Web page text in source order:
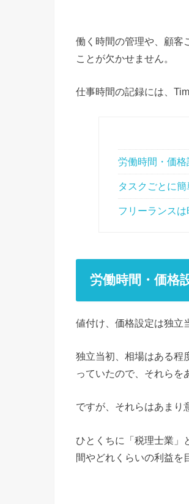
働く時間の管理や、顧客
ことが欠かせません。
仕事時間の記録には、
労働時間・価
タスクごとに
フリーランス
労働時間・価格
値付け、価格設定は独立
独立当初、相場はある程
っていたので、それらを
ですが、それらはあまり
ひとくちに「税理士業」
間やどれくらいの利益を